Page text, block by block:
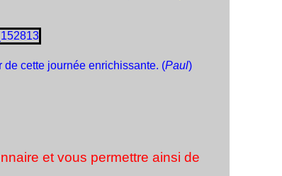
cette journée enrichissante. (Paul)
et vous permettre ainsi de